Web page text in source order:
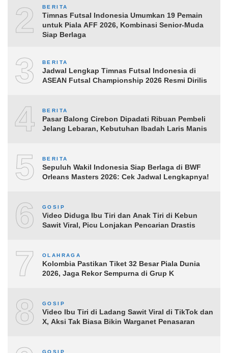
2 BERITA
Timnas Futsal Indonesia Umumkan 19 Pemain
untuk Piala AFF 2026, Kombinasi Senior-Muda
Siap Berlaga
3 BERITA
Jadwal Lengkap Timnas Futsal Indonesia di
ASEAN Futsal Championship 2026 Resmi Dirilis
4 BERITA
Pasar Balong Cirebon Dipadati Ribuan Pembeli
Jelang Lebaran, Kebutuhan Ibadah Laris Manis
5 BERITA
Sepuluh Wakil Indonesia Siap Berlaga di BWF
Orleans Masters 2026: Cek Jadwal Lengkapnya!
6 GOSIP
Video Diduga Ibu Tiri dan Anak Tiri di Kebun
Sawit Viral, Picu Lonjakan Pencarian Drastis
7 OLAHRAGA
Kolombia Pastikan Tiket 32 Besar Piala Dunia
2026, Jaga Rekor Sempurna di Grup K
8 GOSIP
Video Ibu Tiri di Ladang Sawit Viral di TikTok dan
X, Aksi Tak Biasa Bikin Warganet Penasaran
GOSIP